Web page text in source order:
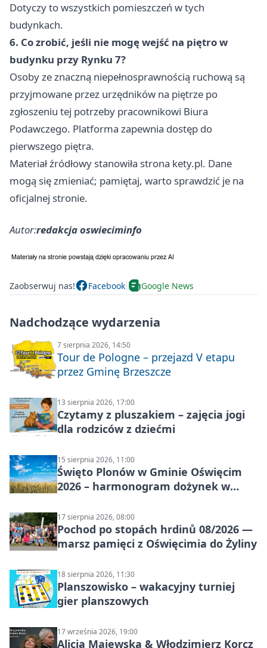
Dotyczy to wszystkich pomieszczeń w tych
budynkach.
6. Co zrobić, jeśli nie mogę wejść na piętro w
budynku przy Rynku 7?
Osoby ze znaczną niepełnosprawnością ruchową są
przyjmowane przez urzędników na piętrze po
zgłoszeniu tej potrzeby pracownikowi Biura
Podawczego. Platforma zapewnia dostęp do
pierwszego piętra.
Materiał źródłowy stanowiła strona kety.pl. Dane
mogą się zmieniać; pamiętaj, warto sprawdzić je na
oficjalnej stronie.
Autor:redakcja oswieciminfo
Zaobserwuj nas! Facebook Google News
Nadchodzące wydarzenia
7 sierpnia 2026, 14:50
Tour de Pologne – przejazd V etapu
przez Gminę Brzeszcze
13 sierpnia 2026, 17:00
Czytamy z pluszakiem – zajęcia jogi
dla rodziców z dziećmi
15 sierpnia 2026, 11:00
Święto Plonów w Gminie Oświęcim
2026 – harmonogram dożynek w
17 sierpnia 2026, 08:00
Pochod po stopách hrdinů 08/2026 —
marsz pamięci z Oświęcimia do Żyliny
18 sierpnia 2026, 11:30
Planszowisko – wakacyjny turniej
gier planszowych
17 września 2026, 19:00
Alicja Majewska & Włodzimierz Korcz